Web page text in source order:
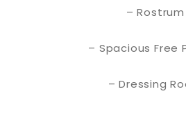
– Rostrum
– Spacious Free
– Dressing